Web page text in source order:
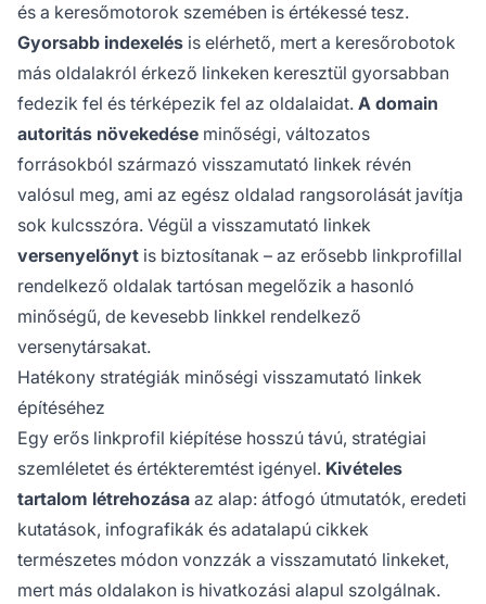
és a keresőmotorok szemében is értékessé tesz.
Gyorsabb indexelés is elérhető, mert a keresőrobotok
más oldalakról érkező linkeken keresztül gyorsabban
fedezik fel és térképezik fel az oldalaidat. A domain
autoritás növekedése minőségi, változatos
forrásokból származó visszamutató linkek révén
valósul meg, ami az egész oldalad rangsorolását javítja
sok kulcsszóra. Végül a visszamutató linkek
versenyelőnyt is biztosítanak – az erősebb linkprofillal
rendelkező oldalak tartósan megelőzik a hasonló
minőségű, de kevesebb linkkel rendelkező
versenytársakat.
Hatékony stratégiák minőségi visszamutató linkek
építéséhez
Egy erős linkprofil kiépítése hosszú távú, stratégiai
szemléletet és értékteremtést igényel. Kivételes
tartalom létrehozása az alap: átfogó útmutatók, eredeti
kutatások, infografikák és adatalapú cikkek
természetes módon vonzzák a visszamutató linkeket,
mert más oldalakon is hivatkozási alapul szolgálnak.